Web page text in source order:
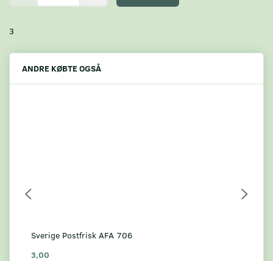
3
ANDRE KØBTE OGSÅ
Sverige Postfrisk AFA 706
3,00